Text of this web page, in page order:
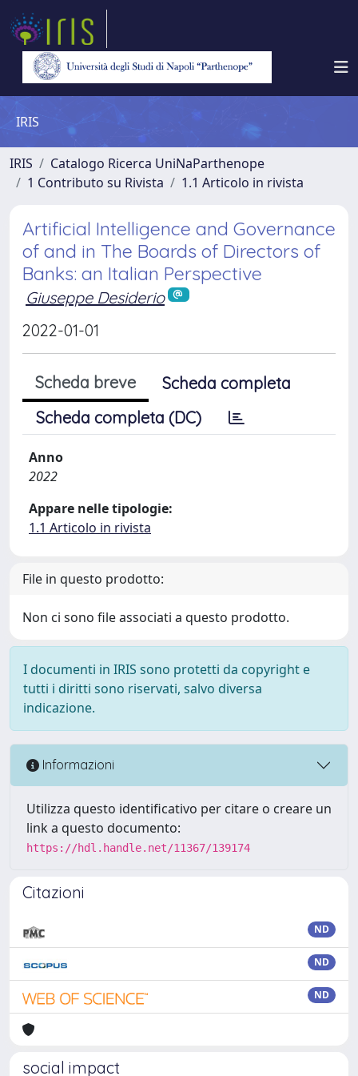
IRIS
IRIS
Catalogo Ricerca UniNaParthenope
1 Contributo su Rivista
1.1 Articolo in rivista
Artificial Intelligence and Governance
of and in The Boards of Directors of
Banks: an Italian Perspective
Giuseppe Desiderio
2022-01-01
Scheda breve
Scheda completa
Scheda completa (DC)
Anno
2022
Appare nelle tipologie:
1.1 Articolo in rivista
File in questo prodotto:
Non ci sono file associati a questo prodotto.
I documenti in IRIS sono protetti da copyright e
tutti i diritti sono riservati, salvo diversa
indicazione.
Informazioni
Utilizza questo identificativo per citare o creare un
link a questo documento:
https://hdl.handle.net/11367/139174
Citazioni
ND
ND
ND
social impact